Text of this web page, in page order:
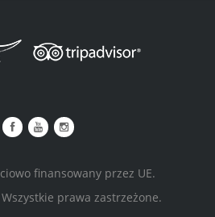
finansowany przez UE.
prawa zastrzeżone.